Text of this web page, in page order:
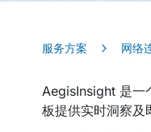
服务方案 网络
AegisInsight 是一
板提供实时洞察及